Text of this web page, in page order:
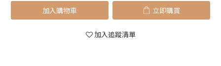
加入購物車 立即購買
加入追蹤清單